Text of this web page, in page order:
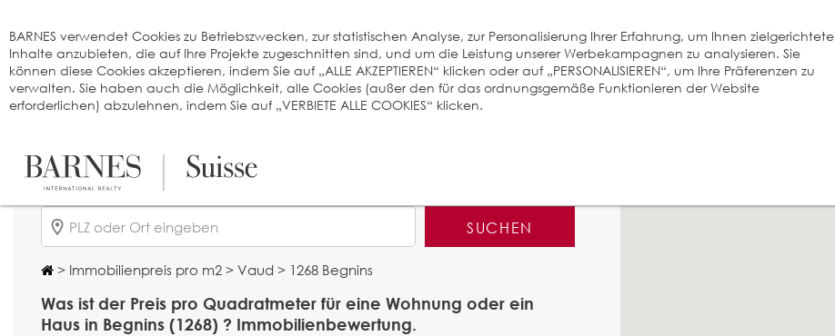
SUCHEN
> Immobilienpreis pro m2 > Vaud > 1268 Begnins
Was ist der Preis pro Quadratmeter für eine Wohnung oder ein
Haus in Begnins (1268) ? Immobilienbewertung.
BARNES verwendet Cookies zu Betriebszwecken, zur statistischen Analyse, zur Personalisierung Ihrer Erfahrung, um Ihnen zielgerichtete
Inhalte anzubieten, die auf Ihre Projekte zugeschnitten sind, und um die Leistung unserer Werbekampagnen zu analysieren. Sie
können diese Cookies akzeptieren, indem Sie auf „ALLE AKZEPTIEREN“ klicken oder auf „PERSONALISIEREN“, um Ihre Präferenzen zu
verwalten. Sie haben auch die Möglichkeit, alle Cookies (außer den für das ordnungsgemäße Funktionieren der Website
erforderlichen) abzulehnen, indem Sie auf „VERBIETE ALLE COOKIES“ klicken.